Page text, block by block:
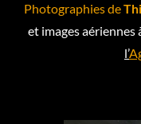
Photographies de
et images
l’